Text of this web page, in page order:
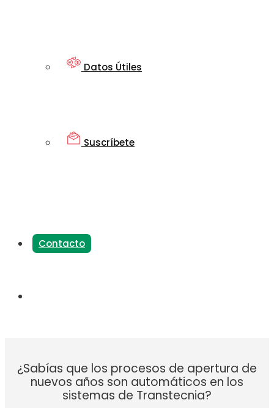
Datos Útiles
Suscríbete
Contacto
¿Sabías que los procesos de apertura de
nuevos años son automáticos en los
sistemas de Transtecnia?